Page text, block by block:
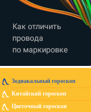
Зодиакальный гороскоп
Китайский гороскоп
Цветочный гороскоп